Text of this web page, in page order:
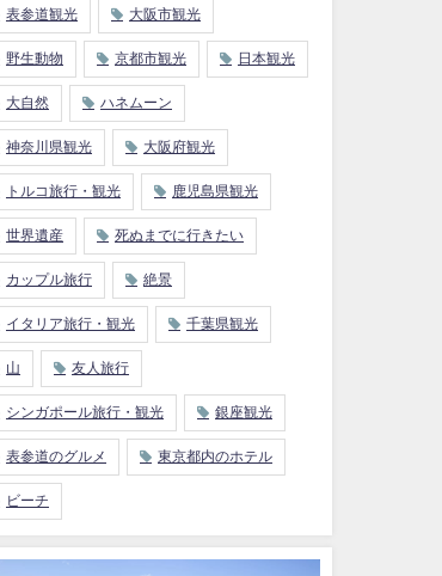
表参道観光 大阪市観光
野生動物 京都市観光 日本観光
大自然 ハネムーン
神奈川県観光 大阪府観光
トルコ旅行・観光 鹿児島県観光
世界遺産 死ぬまでに行きたい
カップル旅行 絶景
イタリア旅行・観光 千葉県観光
山 友人旅行
シンガポール旅行・観光 銀座観光
表参道のグルメ 東京都内のホテル
ビーチ